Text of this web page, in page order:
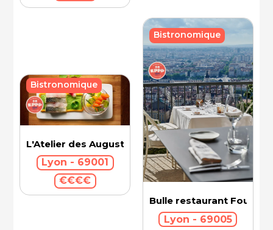
L'Atelier des Augustins
Lyon - 69001
€€€€
Bistronomique
Bulle restaurant
Lyon - 69005
Bistronomique